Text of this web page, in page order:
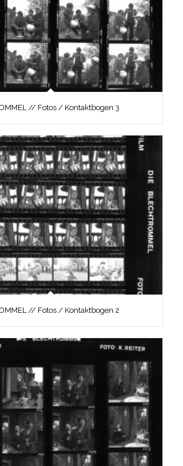
// Fotos / Kontaktbogen 3
// Fotos / Kontaktbogen 2